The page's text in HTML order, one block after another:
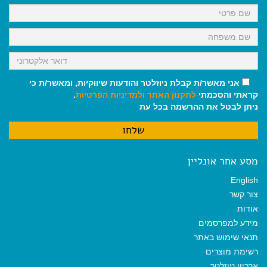
k
p
m
אני מאשר/ת קבלת ניוזלטר והודעות שיווקיות, ומאשר/ת כי
קראתי והסכמתי לתקנון האתר ולמדיניות הפרטיות.
ניתן לבטל את ההרשמה בכל עת
מסע אחר אונליין
English
צור קשר
אודות
מידע למפרסמים
תנאי שימוש באתר
רשימת מוצרים